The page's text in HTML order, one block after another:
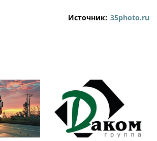
Источник: 35photo.ru